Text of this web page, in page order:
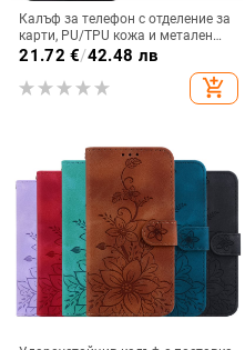
Калъф за телефон с отделение за
карти, PU/TPU кожа и метален
пръстен; ръчна изработка,
против изпускане, за Samsung
21.72 €/42.48 лв
add_shopping_cart